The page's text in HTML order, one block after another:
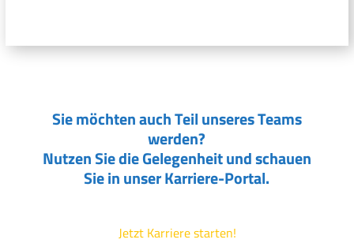
Sie möchten auch Teil unseres Teams
werden?
Nutzen Sie die Gelegenheit und schauen
Sie in unser Karriere-Portal.
Jetzt Karriere starten!